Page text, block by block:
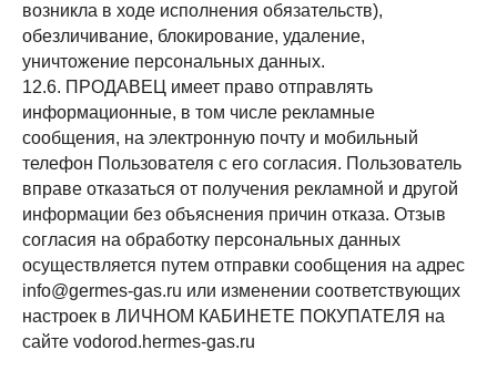
возникла в ходе исполнения обязательств),
обезличивание, блокирование, удаление,
уничтожение персональных данных.
12.6. ПРОДАВЕЦ имеет право отправлять
информационные, в том числе рекламные
сообщения, на электронную почту и мобильный
телефон Пользователя с его согласия. Пользователь
вправе отказаться от получения рекламной и другой
информации без объяснения причин отказа. Отзыв
согласия на обработку персональных данных
осуществляется путем отправки сообщения на адрес
info@germes-gas.ru или изменении соответствующих
настроек в ЛИЧНОМ КАБИНЕТЕ ПОКУПАТЕЛЯ на
сайте vodorod.hermes-gas.ru